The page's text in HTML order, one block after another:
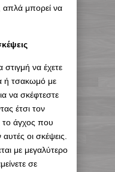
απλά μπορεί να
στιγμή να έχετε
ή τσακωμό με
να σκέφτεστε
έτσι τον
το άγχος που
οι σκέψεις.
με μεγαλύτερο
σε